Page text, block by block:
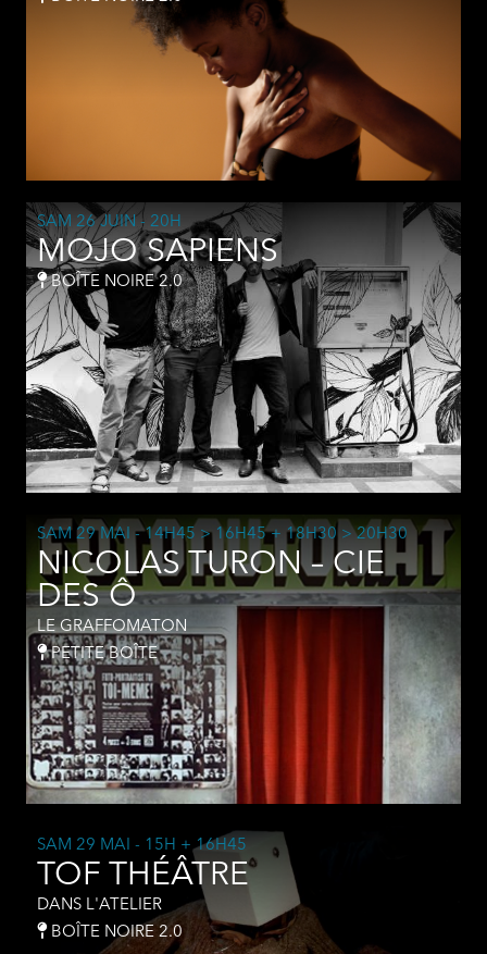
SAM 26 JUIN - 20H
MOJO SAPIENS
BOÎTE NOIRE 2.0
SAM 29 MAI - 14H45 > 16H45 + 18H30 > 20H30
NICOLAS TURON – CIE
DES Ô
LE GRAFFOMATON
PETITE BOÎTE
SAM 29 MAI - 15H + 16H45
TOF THÉÂTRE
DANS L'ATELIER
BOÎTE NOIRE 2.0